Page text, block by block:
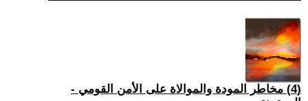
(4) مخاطر المودة والموالاة على الأمن القومي -